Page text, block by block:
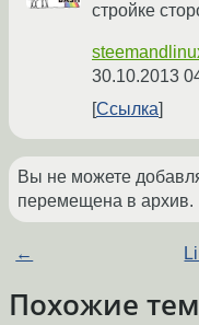
стройке
30.10.2013
Ссылка
Вы не можете
перемещена в архив.
←
Похожие